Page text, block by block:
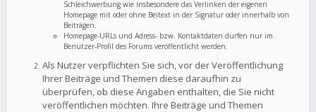
Schleichwerbung wie insbesondere das Verlinken der eigenen
Homepage mit oder ohne Beitext in der Signatur oder innerhalb von
Beiträgen.
Homepage-URLs und Adress- bzw. Kontaktdaten dürfen nur im
Benutzer-Profil des Forums veröffentlicht werden.
Als Nutzer verpflichten Sie sich, vor der Veröffentlichung
Ihrer Beiträge und Themen diese daraufhin zu
überprüfen, ob diese Angaben enthalten, die Sie nicht
veröffentlichen möchten. Ihre Beiträge und Themen